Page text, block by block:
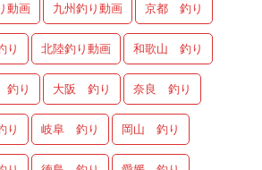
動画 九州釣り動画 京都 釣り
り 北陸釣り動画 和歌山 釣り
り 大阪 釣り 奈良 釣り
り 岐阜 釣り 岡山 釣り